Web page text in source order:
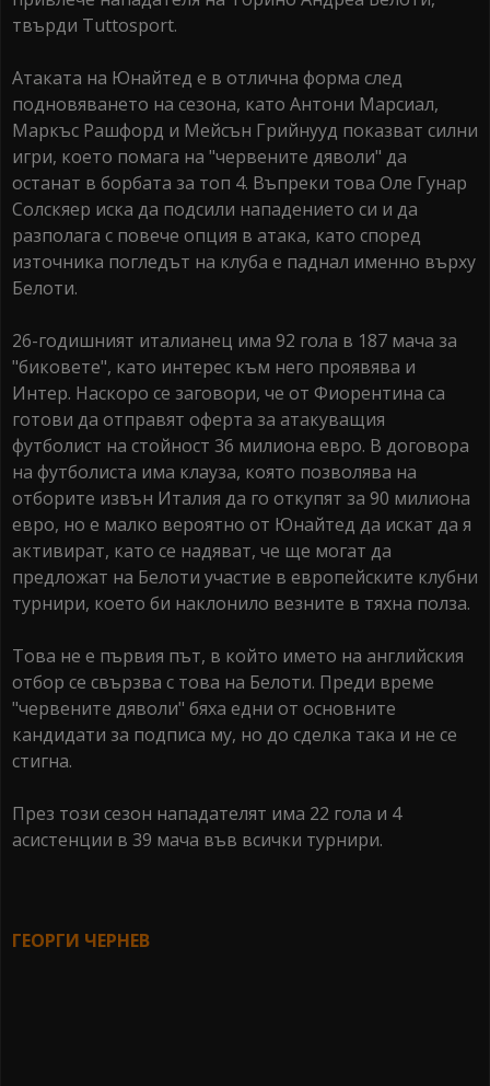
твърди Tuttosport.
Атаката на Юнайтед е в отлична форма след
подновяването на сезона, като Антони Марсиал,
Маркъс Рашфорд и Мейсън Грийнууд показват силни
игри, което помага на "червените дяволи" да
останат в борбата за топ 4. Въпреки това Оле Гунар
Солскяер иска да подсили нападението си и да
разполага с повече опция в атака, като според
източника погледът на клуба е паднал именно върху
Белоти.
26-годишният италианец има 92 гола в 187 мача за
"биковете", като интерес към него проявява и
Интер. Наскоро се заговори, че от Фиорентина са
готови да отправят оферта за атакуващия
футболист на стойност 36 милиона евро. В договора
на футболиста има клауза, която позволява на
отборите извън Италия да го откупят за 90 милиона
евро, но е малко вероятно от Юнайтед да искат да я
активират, като се надяват, че ще могат да
предложат на Белоти участие в европейските клубни
турнири, което би наклонило везните в тяхна полза.
Това не е първия път, в който името на английския
отбор се свързва с това на Белоти. Преди време
"червените дяволи" бяха едни от основните
кандидати за подписа му, но до сделка така и не се
стигна.
През този сезон нападателят има 22 гола и 4
асистенции в 39 мача във всички турнири.
ГЕОРГИ ЧЕРНЕВ